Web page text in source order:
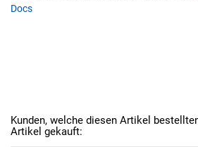
Docs
Kunden, welche diesen Artikel
Artikel gekauft: